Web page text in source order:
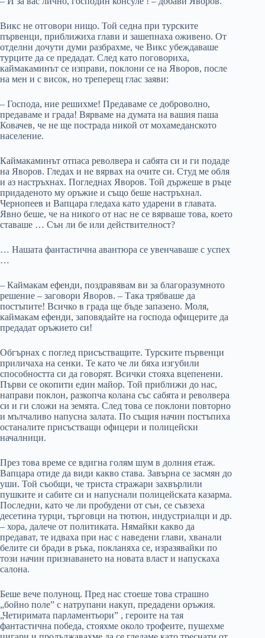
Викс не отговори нищо. Той седна при турските
първенци, приближиха глави и зашепнаха оживено. От
отделни дочути думи разбрахме, че Викс убеждаваше
турците да се предадат. След като поговориха,
каймакаминът се изправи, поклони се на Яворов, после
на мен и с висок, но треперещ глас заяви:
– Господа, ние решихме! Предаваме се доброволно,
предаваме и града! Вярваме на думата на вашия паша
Ковачев, че не ще пострада никой от мохамеданското
население.
Каймакаминът отпаса револвера и сабята си и ги подаде
на Яворов. Гледах и не вярвах на очите си. Студ ме обля
и аз настръхнах. Погледнах Яворов. Той държеше в ръце
придаденото му оръжие и също беше настръхнал.
Чернопеев и Вапцара гледаха като ударени в главата.
Явно беше, че на никого от нас не се вярваше това, което
ставаше … Сън ли бе или действителност?
… Нашата фантастична авантюра се увенчаваше с успех
…
– Каймакам ефенди, поздравявам ви за благоразумното
решение – заговори Яворов. – Така трябваше да
постъпите! Всичко в града ще бъде запазено. Моля,
каймакам ефенди, заповядайте на господа офицерите да
предадат оръжието си!
Обгърнах с поглед присъстващите. Турските първенци
приличаха на сенки. Те като че ли бяха изгубили
способността си да говорят. Всички стояха вцепенени.
Първи се окопити един майор. Той приближи до нас,
направи поклон, разкопча колана със сабята и револвера
си и ги сложи на земята. След това се поклони повторно
и мълчаливо напусна залата. По същия начин постъпиха
останалите присъстващи офицери и полицейски
началници.
През това време се вдигна голям шум в долния етаж.
Вапцара отиде да види какво става. Завърна се засмян до
уши. Той съобщи, че триста стражари захвърлили
пушките и сабите си и напуснали полицейската казарма.
Последни, като че ли пробудени от сън, се съвзеха
десетина турци, търговци на тютюн, индустриалци и др.
– хора, далече от политиката. Нямайки какво да
предават, те идваха при нас с наведени глави, хванали
белите си бради в ръка, покланяха се, изразявайки по
този начин признаването на новата власт и напускаха
салона.
Беше вече полунощ. Пред нас стоеше това страшно
„бойно поле” с натрупани накуп, предадени оръжия.
„Четиримата парламентьори” , героите на тая
фантастична победа, стояхме около трофеите, пушехме